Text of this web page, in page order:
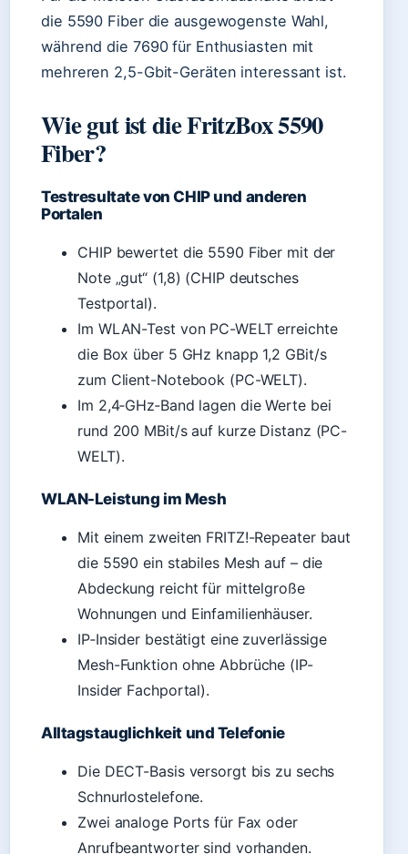
die 5590 Fiber die ausgewogenste Wahl,
während die 7690 für Enthusiasten mit
mehreren 2,5-Gbit-Geräten interessant ist.
Wie gut ist die FritzBox 5590
Fiber?
Testresultate von CHIP und anderen
Portalen
CHIP bewertet die 5590 Fiber mit der
Note „gut“ (1,8) (CHIP deutsches
Testportal).
Im WLAN-Test von PC-WELT erreichte
die Box über 5 GHz knapp 1,2 GBit/s
zum Client-Notebook (PC-WELT).
Im 2,4‑GHz‑Band lagen die Werte bei
rund 200 MBit/s auf kurze Distanz (PC-
WELT).
WLAN-Leistung im Mesh
Mit einem zweiten FRITZ!-Repeater baut
die 5590 ein stabiles Mesh auf – die
Abdeckung reicht für mittelgroße
Wohnungen und Einfamilienhäuser.
IP‑Insider bestätigt eine zuverlässige
Mesh-Funktion ohne Abbrüche (IP-
Insider Fachportal).
Alltagstauglichkeit und Telefonie
Die DECT-Basis versorgt bis zu sechs
Schnurlostelefone.
Zwei analoge Ports für Fax oder
Anrufbeantworter sind vorhanden.